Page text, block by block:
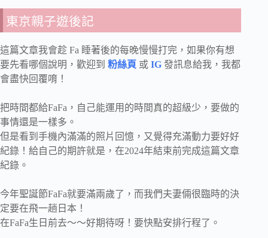
東京親子遊後記
這篇文章我會趁 Fa 睡著後的每晚慢慢打完，如果你有想
要先看哪個說明，歡迎到 粉絲頁 或 IG 發訊息給我，我都
會盡快回覆唷！
把時間都給FaFa，自己能運用的時間真的超級少，要做的
事情還是一樣多。
但是看到手機內滿滿的照片回憶，又覺得充滿動力要好好
紀錄！給自己的期許就是，在2024年結束前完成這篇文章
紀錄。
今年聖誕節FaFa就要滿兩歲了，而我們夫妻倆很臨時的決
定要在飛一趟日本！
在FaFa生日前去～～好期待呀！要快點安排行程了。